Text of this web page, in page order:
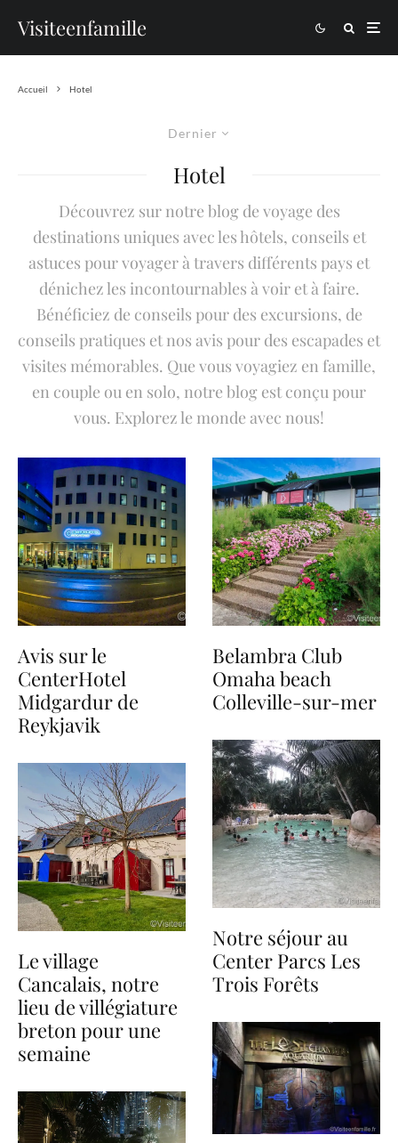
Visiteenfamille
Accueil Hotel
Dernier
Hotel
Découvrez sur notre blog de voyage des
destinations uniques avec les hôtels, conseils et
astuces pour voyager à travers différents pays et
dénichez les incontournables à voir et à faire.
Bénéficiez de conseils pour des excursions, de
conseils pratiques et nos avis pour des escapades et
visites mémorables. Que vous voyagiez en famille,
en couple ou en solo, notre blog est conçu pour
vous. Explorez le monde avec nous!
Avis sur le
CenterHotel
Midgardur de
Reykjavik
Le village
Cancalais, notre
lieu de villégiature
breton pour une
semaine
Belambra Club
Omaha beach
Colleville-sur-mer
Notre séjour au
Center Parcs Les
Trois Forêts